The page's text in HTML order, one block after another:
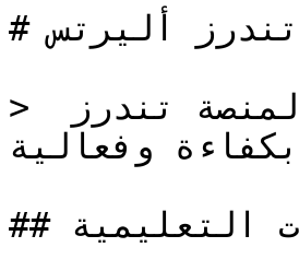
# مكتبة الفيديوهات التعليمية - تندرز أليرتس
> استكشف مكتبة الفيديوهات التعليمية لمنصة تندرز
وفعالية
## مكتبة الفيديوهات التعليمية